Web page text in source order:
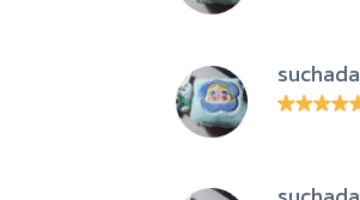
suchada